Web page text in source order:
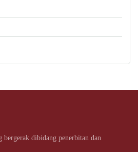
bergerak dibidang penerbitan dan